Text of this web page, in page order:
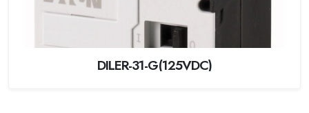
DILER-31-G(125VDC)